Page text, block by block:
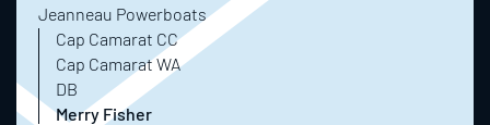
Jeanneau Powerboats
Cap Camarat CC
Cap Camarat WA
DB
Merry Fisher